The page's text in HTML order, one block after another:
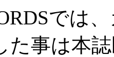
では
た事は本